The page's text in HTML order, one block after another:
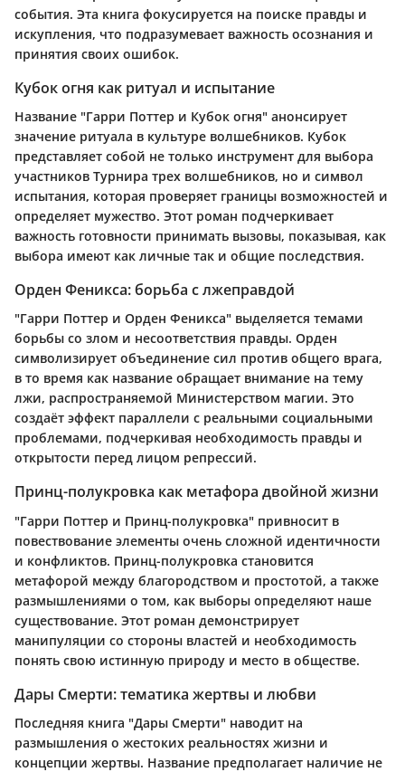
события. Эта книга фокусируется на поиске правды и
искупления, что подразумевает важность осознания и
принятия своих ошибок.
Кубок огня как ритуал и испытание
Название "Гарри Поттер и Кубок огня" анонсирует
значение ритуала в культуре волшебников. Кубок
представляет собой не только инструмент для выбора
участников Турнира трех волшебников, но и символ
испытания, которая проверяет границы возможностей и
определяет мужество. Этот роман подчеркивает
важность готовности принимать вызовы, показывая, как
выбора имеют как личные так и общие последствия.
Орден Феникса: борьба с лжеправдой
"Гарри Поттер и Орден Феникса" выделяется темами
борьбы со злом и несоответствия правды. Орден
символизирует объединение сил против общего врага,
в то время как название обращает внимание на тему
лжи, распространяемой Министерством магии. Это
создаёт эффект параллели с реальными социальными
проблемами, подчеркивая необходимость правды и
открытости перед лицом репрессий.
Принц-полукровка как метафора двойной жизни
"Гарри Поттер и Принц-полукровка" привносит в
повествование элементы очень сложной идентичности
и конфликтов. Принц-полукровка становится
метафорой между благородством и простотой, а также
размышлениями о том, как выборы определяют наше
существование. Этот роман демонстрирует
манипуляции со стороны властей и необходимость
понять свою истинную природу и место в обществе.
Дары Смерти: тематика жертвы и любви
Последняя книга "Дары Смерти" наводит на
размышления о жестоких реальностях жизни и
концепции жертвы. Название предполагает наличие не